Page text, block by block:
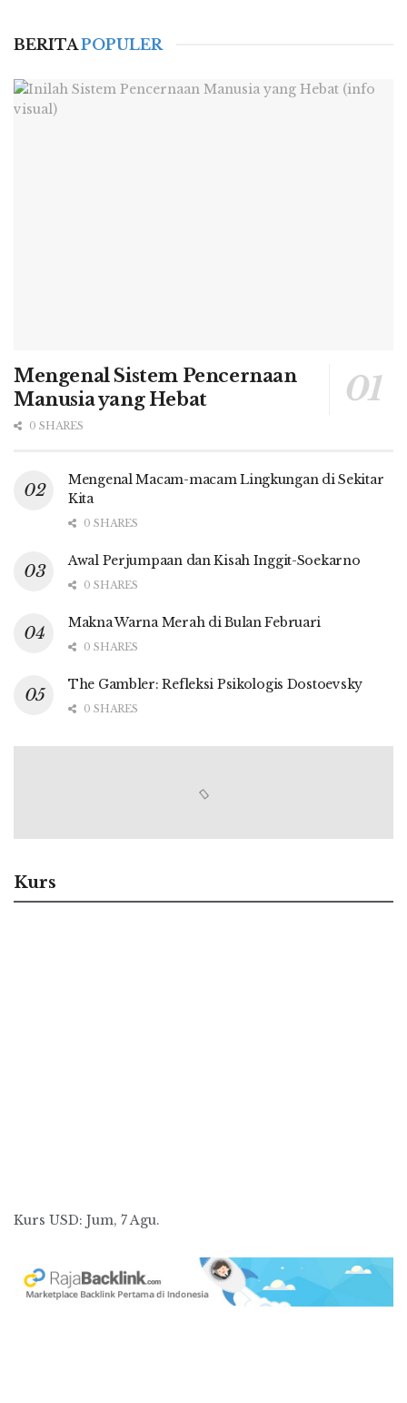
BERITAPOPULER
Mengenal Sistem Pencernaan
Manusia yang Hebat
0 SHARES
Mengenal Macam-macam Lingkungan di Sekitar
Kita
0 SHARES
Awal Perjumpaan dan Kisah Inggit-Soekarno
0 SHARES
Makna Warna Merah di Bulan Februari
0 SHARES
The Gambler: Refleksi Psikologis Dostoevsky
0 SHARES
Kurs
Kurs USD: Jum, 7 Agu.